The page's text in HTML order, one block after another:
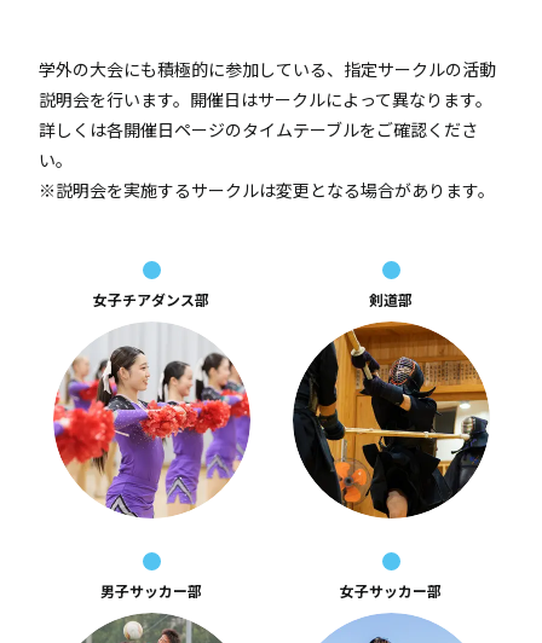
学外の大会にも積極的に参加している、指定サークルの活動
説明会を行います。開催日はサークルによって異なります。
詳しくは各開催日ページのタイムテーブルをご確認くださ
い。
※説明会を実施するサークルは変更となる場合があります。
女子チアダンス部 剣道部
男子サッカー部 女子サッカー部